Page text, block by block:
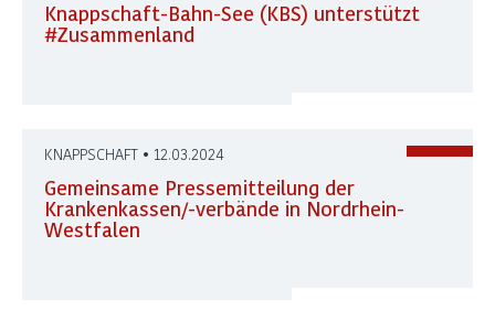
Knappschaft-Bahn-See (KBS) unterstützt
#Zusammenland
KNAPPSCHAFT • 12.03.2024
Gemeinsame Pressemitteilung der
Krankenkassen/-verbände in Nordrhein-
Westfalen